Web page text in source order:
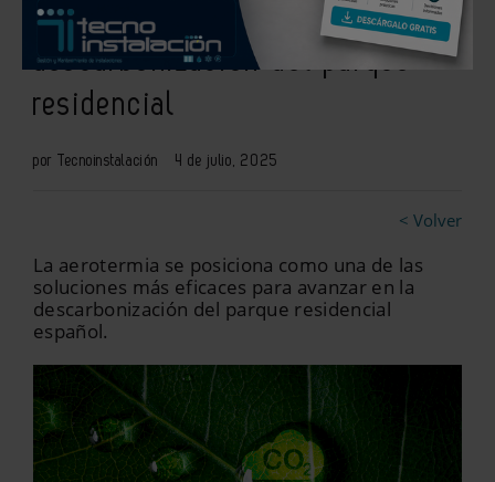
como solución clave para la
descarbonización del parque
residencial
por Tecnoinstalación 4 de julio, 2025
< Volver
La aerotermia se posiciona como una de las
soluciones más eficaces para avanzar en la
descarbonización del parque residencial
español.